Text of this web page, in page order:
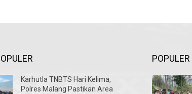
Karhutla TNBTS Hari Kelima,
Polres Malang Pastikan Area